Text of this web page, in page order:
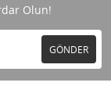
Olun!
GÖNDER